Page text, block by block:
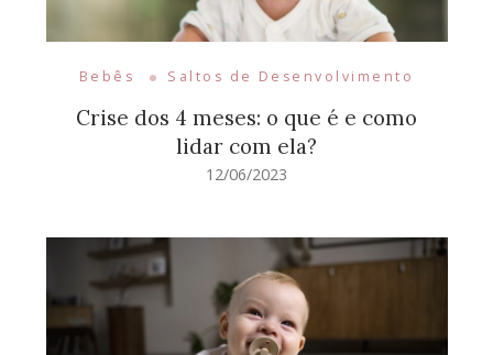
Bebês Saltos de Desenvolvimento
Crise dos 4 meses: o que é e como
lidar com ela?
12/06/2023